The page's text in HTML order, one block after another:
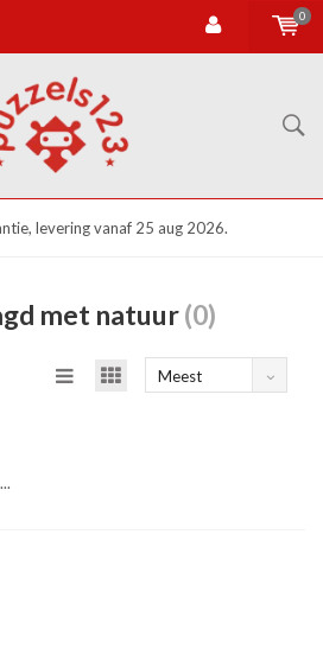
0
levering vanaf 25 aug 2026.
met natuur(0)
Meest